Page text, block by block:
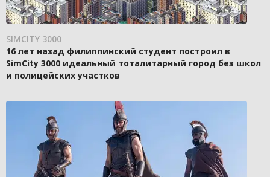
SIMCITY 3000
16 лет назад филиппинский студент построил в
SimCity 3000 идеальный тоталитарный город без школ
и полицейских участков